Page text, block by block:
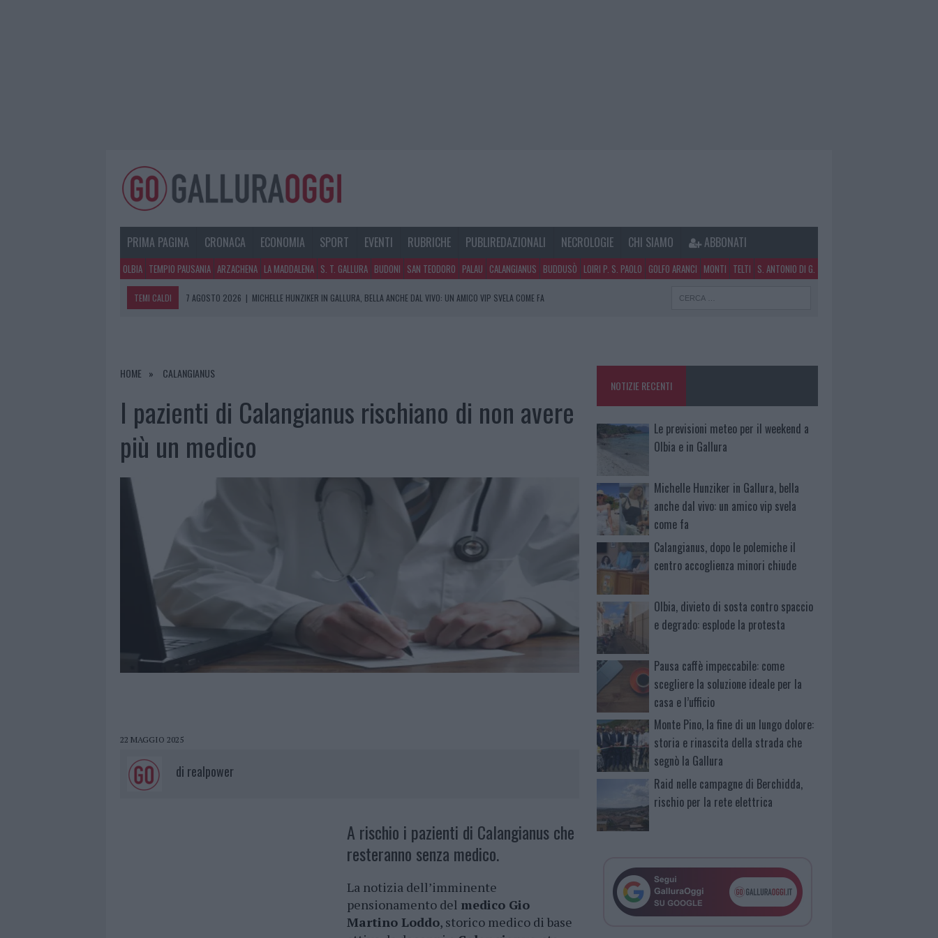
PRIMA PAGINA CRONACA ECONOMIA SPORT EVENTI RUBRICHE PUBLIREDAZIONALI NECROLOGIE CHI SIAMO ABBONATI
OLBIA TEMPIO PAUSANIA ARZACHENA LA MADDALENA S. T. GALLURA BUDONI SAN TEODORO PALAU CALANGIANUS BUDDUSÒ LOIRI P. S. PAOLO GOLFO ARANCI MONTI TELTI S. ANTONIO DI G.
TEMI CALDI 7 AGOSTO 2026 | MICHELLE HUNZIKER IN GALLURA, BELLA ANCHE DAL VIVO: UN AMICO VIP SVELA COME FA
7 AGOSTO 2026 | PAUSA CAFFÈ IMPECCABILE: COME SCEGLIERE LA SOLUZIONE IDEALE PER LA CASA E L’UFFICIO
HOME CALANGIANUS
I pazienti di Calangianus rischiano di non avere
più un medico
22 MAGGIO 2025
di realpower
A rischio i pazienti di Calangianus che
resteranno senza medico.
La notizia dell’imminente
pensionamento del medico Gio
Martino Loddo, storico medico di base
NOTIZIE RECENTI
Le previsioni meteo per il weekend a
Olbia e in Gallura
Michelle Hunziker in Gallura, bella
anche dal vivo: un amico vip svela
come fa
Calangianus, dopo le polemiche il
centro accoglienza minori chiude
Olbia, divieto di sosta contro spaccio
e degrado: esplode la protesta
Pausa caffè impeccabile: come
scegliere la soluzione ideale per la
casa e l’ufficio
Monte Pino, la fine di un lungo dolore:
storia e rinascita della strada che
segnò la Gallura
Raid nelle campagne di Berchidda,
rischio per la rete elettrica